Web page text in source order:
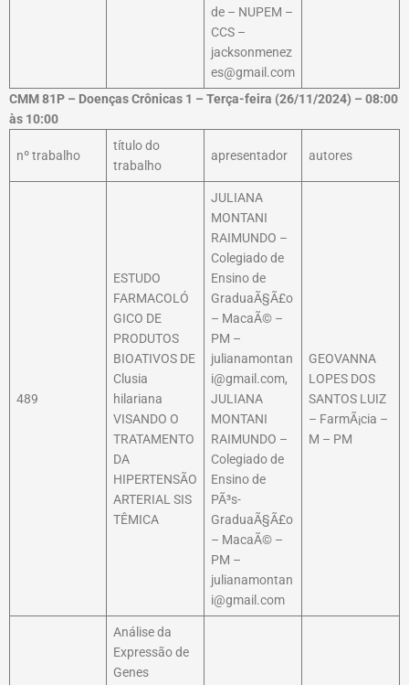
de – NUPEM –
CCS –
jacksonmenez
es@gmail.com
CMM 81P – Doenças Crônicas 1 – Terça-feira (26/11/2024) – 08:00
às 10:00
nº trabalho
título do
trabalho
apresentador autores
489
ESTUDO
FARMACOLÓ
GICO DE
PRODUTOS
BIOATIVOS DE
Clusia
hilariana
VISANDO O
TRATAMENTO
DA
HIPERTENSÃO
ARTERIAL SIS
TÊMICA
JULIANA
MONTANI
RAIMUNDO –
Colegiado de
Ensino de
GraduaÃ§Ã£o
– MacaÃ© –
PM –
julianamontan
i@gmail.com,
JULIANA
MONTANI
RAIMUNDO –
Colegiado de
Ensino de
PÃ³s-
GraduaÃ§Ã£o
– MacaÃ© –
PM –
julianamontan
i@gmail.com
GEOVANNA
LOPES DOS
SANTOS LUIZ
– FarmÃ¡cia –
M – PM
Análise da
Expressão de
Genes